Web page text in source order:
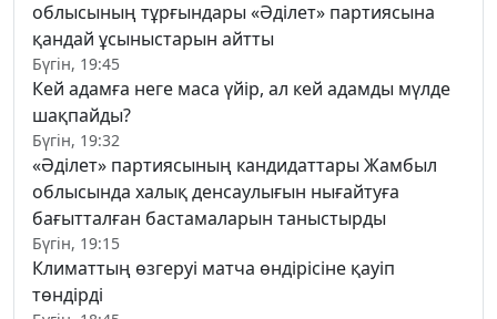
облысының тұрғындары «Әділет» партиясына
қандай ұсыныстарын айтты
Бүгін, 19:45
Кей адамға неге маса үйір, ал кей адамды мүлде
шақпайды?
Бүгін, 19:32
«Әділет» партиясының кандидаттары Жамбыл
облысында халық денсаулығын нығайтуға
бағытталған бастамаларын таныстырды
Бүгін, 19:15
Климаттың өзгеруі матча өндірісіне қауіп
төндірді